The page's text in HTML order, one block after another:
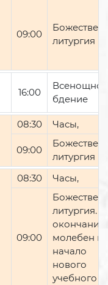
09:00
литургия
16:00
Всенощное
бдение
08:30 Часы,
09:00
литургия
08:30 Часы,
09:00
литургия.
окончании
молебен
начало
нового
учебного